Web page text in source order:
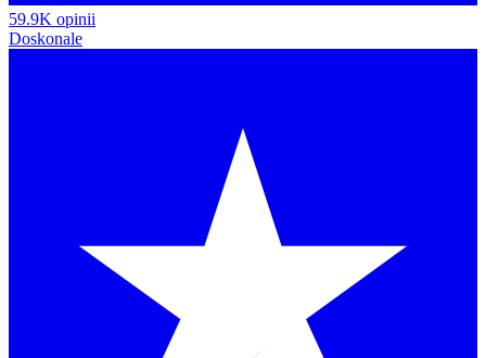
59.9K opinii
Doskonale